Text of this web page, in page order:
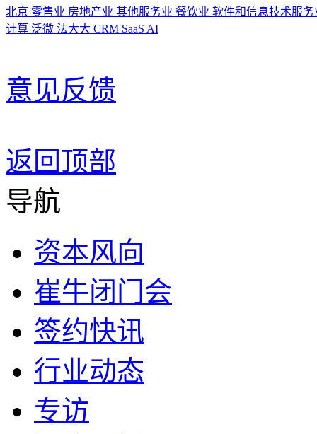
北京 零售业 房地产业 其他服务业 餐饮业 软件和信息技术服
计算 泛微 法大大 CRM SaaS AI
意见反馈
返回顶部
导航
资本风向
崔牛闭门会
签约快讯
行业动态
专访